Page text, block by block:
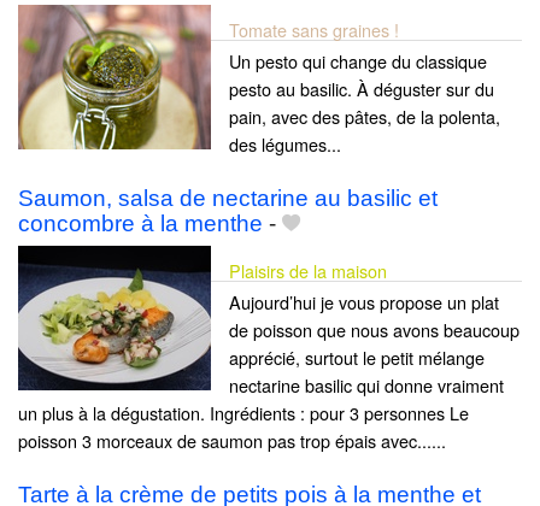
Tomate sans graines !
Un pesto qui change du classique
pesto au basilic. À déguster sur du
pain, avec des pâtes, de la polenta,
des légumes...
Saumon, salsa de nectarine au basilic et
concombre à la menthe -
Plaisirs de la maison
Aujourd’hui je vous propose un plat
de poisson que nous avons beaucoup
apprécié, surtout le petit mélange
nectarine basilic qui donne vraiment
un plus à la dégustation. Ingrédients : pour 3 personnes Le
poisson 3 morceaux de saumon pas trop épais avec......
Tarte à la crème de petits pois à la menthe et